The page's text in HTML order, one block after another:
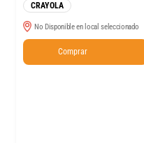
CRAYOLA
No Disponible en local seleccionado
Comprar